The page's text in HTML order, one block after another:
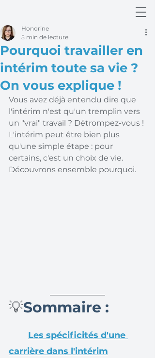
Pourquoi travailler en
intérim toute sa vie ?
On vous explique !
Honorine
5 min de lecture
Vous avez déjà entendu dire que
l'intérim n'est qu'un tremplin vers
un "vrai" travail ? Détrompez-vous !
L'intérim peut être bien plus
qu'une simple étape : pour
certains, c'est un choix de vie.
Découvrons ensemble pourquoi.
💡Sommaire :
Les spécificités d'une
carrière dans l'intérim